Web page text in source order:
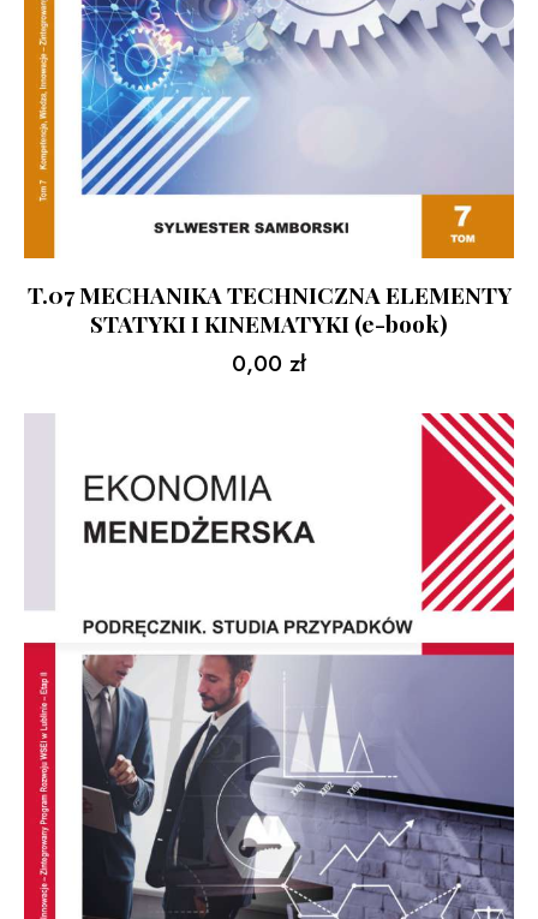
T.07 MECHANIKA TECHNICZNA ELEMENTY
STATYKI I KINEMATYKI (e-book)
0,00 zł